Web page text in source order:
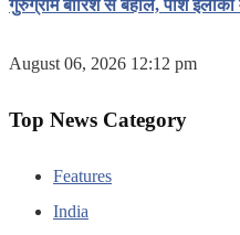
गुरुग्राम बारिश से बेहाल, पॉश
August 06, 2026 12:12 pm
Top News Category
Features
India